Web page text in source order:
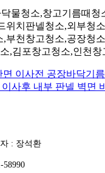
물청소,창고기름때청
위치판넬청소,외부청
,부천창고청소,공장청
,김포창고청소,인천창
이사전 공장바닥기
사후 내부 판넬 벽면
: 장석환
58990